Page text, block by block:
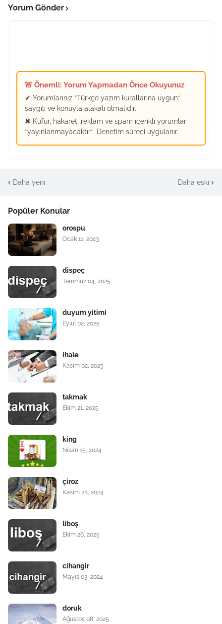
Yorum Gönder
🚨 Önemli: Yorum Yapmadan Önce Okuyunuz
✔ Yorumlarınız *Türkçe yazım kurallarına uygun*,
saygılı ve konuyla alakalı olmalıdır.
✖ Küfür, hakaret, reklam ve spam içerikli yorumlar
*yayınlanmayacaktır*. Denetim süreci uygulanır.
Daha yeni Daha eski
Popüler Konular
orospu
Ocak 11, 2023
dispeç
Temmuz 04, 2025
duyum yitimi
Eylül 02, 2025
ihale
Kasım 02, 2025
takmak
Ekim 21, 2025
king
Nisan 15, 2024
çiroz
Kasım 28, 2024
liboş
Ekim 26, 2025
cihangir
Mayıs 03, 2024
doruk
Ağustos 08, 2025